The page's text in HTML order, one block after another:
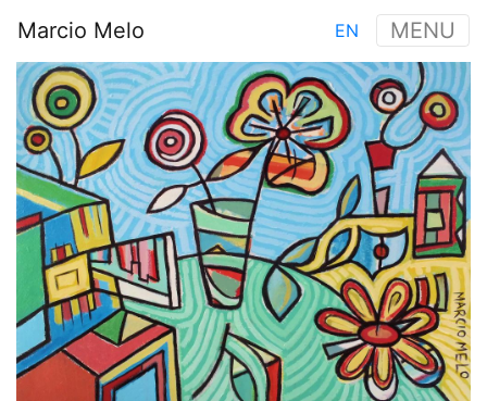
au
contenu
principal
Main
navigation
Marcio Melo MENU
EN
Image